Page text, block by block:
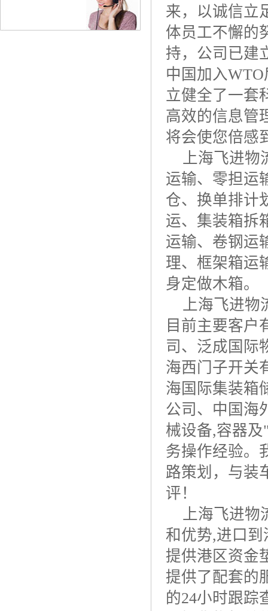
来，以诚信立
体员工不懈的
持，公司已建
中国加入WTO
立健全了一套
高效的信息管
将会使您倍感
上海飞进物
运输、零担运
仓、换单排计
运、集装箱拆
运输、卷钢运
理、框架箱运
身定做木箱。
上海飞进物
目前主要客户
司、泛成国际
海西门子开关
海国际集装箱
公司、中国海
械设备,容器及
务操作经验。
路策划，与装
评！
上海飞进物
和优势,进口到
提供港区资金
提供了配套的
的24小时跟踪